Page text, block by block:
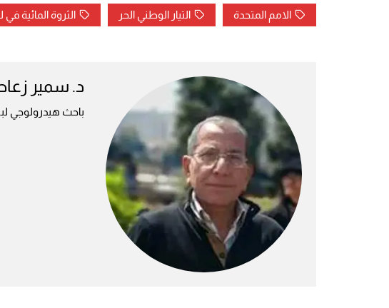
الامم المتحدة التيار الوطني الحر الثروة المائية في
د. سمير
باحث هيدرولوجي